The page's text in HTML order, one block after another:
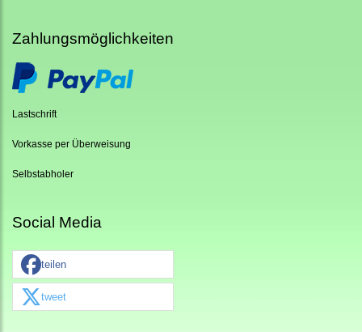
Zahlungsmöglichkeiten
Lastschrift
Vorkasse per Überweisung
Selbstabholer
Social Media
teilen
tweet